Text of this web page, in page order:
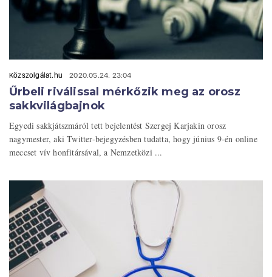
Közszolgálat.hu 2020.05.24. 23:04
Űrbeli riválissal mérkőzik meg az orosz
sakkvilágbajnok
Egyedi sakkjátszmáról tett bejelentést Szergej Karjakin orosz
nagymester, aki Twitter-bejegyzésben tudatta, hogy június 9-én online
meccset vív honfitársával, a Nemzetközi ...